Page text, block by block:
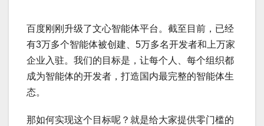
百度刚刚升级了文心智能体平台。截至目前，已经
有3万多个智能体被创建、5万多名开发者和上万家
企业入驻。我们的目标是，让每个人、每个组织都
成为智能体的开发者，打造国内最完整的智能体生
态。
那如何实现这个目标呢？就是给大家提供零门槛的